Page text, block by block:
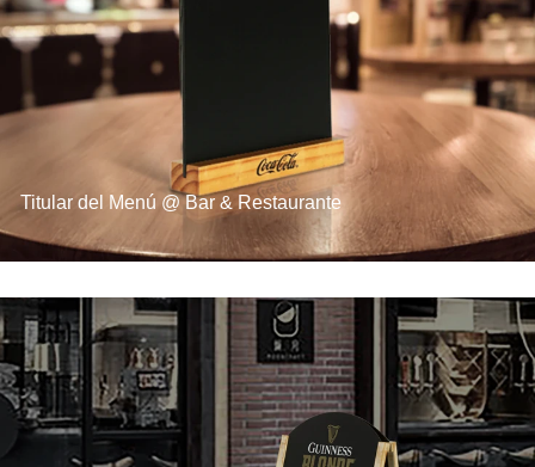
Titular del Menú @ Bar & Restaurante